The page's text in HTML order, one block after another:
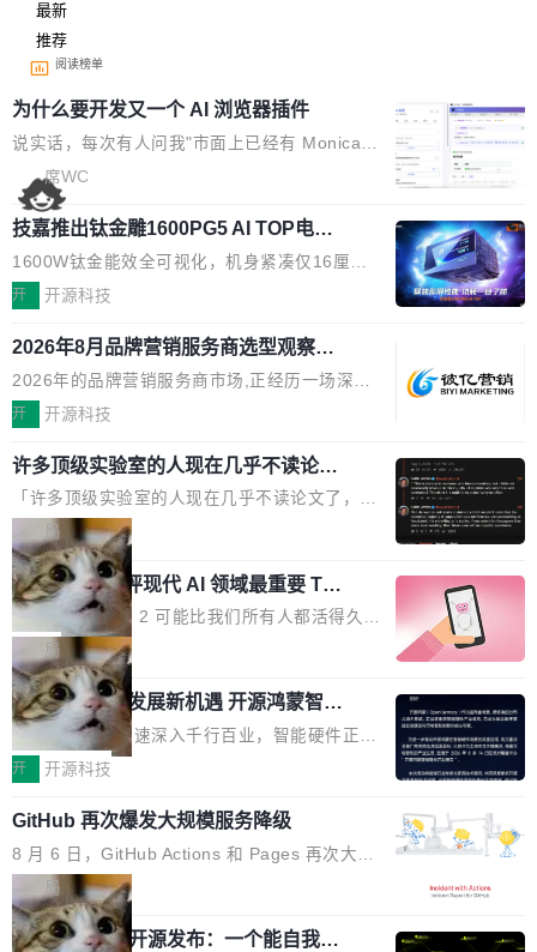
最新
推荐
阅读榜单
为什么要开发又一个 AI 浏览器插件
说实话，每次有人问我"市面上已经有 Monica、
Sider、Copilot for Chrome 这些 AI 浏览器插件
了，你为什么还要再做一个"，我都觉得这个问题
问得好。 因为我自己也是从用户变成开发者的。
现有产品的天花板 我用过不少 AI 浏览器插件。
刚开始觉得都挺好——选中一段文字，弹出解
要。但用久了你会发现，它们本质上都是同一类
东西：一个带网页上下文的聊天框。 它们能读取
页面的文本，然后把文本丢给大模型，再返回一
段回答。仅此而已。 这当然有用，但总觉得差点
意思。比如我在一个后台管理系统里，需要填50
个表单字段，每个字段还有联动逻辑；比如我
想...
席WC
技嘉推出钛金雕1600PG5 AI TOP电
源：为发烧级主机与本地AI算力打造旗
舰供电方案
1600W钛金能效全可视化，机身紧凑仅16厘米
继2026台北电脑展首度亮相后，技嘉科技近日正
电源专为发烧级DIY主机与本地AI算力平台打
造，整机长度仅16厘米，提供1600W额定功率
与80PLUS钛金能效；支持ATX 3.1与PCIe 5.1
规范，结合服务器级元件、完善供电线材与内置
实时LCD监控屏，可充分满足当下高阶PC主机
的严苛使用需求。 澎湃功率，紧凑机身 钛金雕1
600PG5 AI TOP具备强悍输出功率，同时实现
机身尺寸大幅精简。整机长度仅16厘米，属于同
功率段机身尺寸十分紧凑的1600W电源产品。小
巧机身有效提升市面主流标准A...
开 开源科技
2026年8月品牌营销服务商选型观察：
从流量思维到品牌资产思维的范式转移
2026年的品牌营销服务商市场,正经历一场深刻
的价值重构。全球全案品牌代理机构市场从2025
复合增长率达5.44%,预计2032年将突破120亿美
元。数字广告与公共关系相关服务市场更是从20
25年的8463亿美元扩张至2026年的8763亿美
元。数字的背后是一个清晰的事实——品牌对专
业化营销服务的需求从未如此迫切。 但市场扩容
的同时,服务商的竞争逻辑正在改变。2026年Top
Agency年度合辑的观察指出,“产品”这个离消费
者最近的载体,在整个品牌营销层面的权重显著变
高了。全域营销服务商的竞争正在从规模转向深
度,案例厚度、全域覆盖、多线协同...
开 开源科技
许多顶级实验室的人现在几乎不读论文
了
「许多顶级实验室的人现在几乎不读论文了，而
且他们认为 ICLR/ICML/NeurIPS 充斥着大量过
度宣传和欺诈。」 OpenAI 研究员 Keller Jorda
n 这条推文引发了广泛讨论。他不是在说风凉
话，他是说出了一个圈内人尽皆知但很少公开捅
破的事实。 Jordan 随后补充了一句软化声明：
「我不认为这些会议上大部分论文都在过度宣传
或造假。问题是，作为读者，如果你筛选出那些
看起来最令人兴奋的论文，那它们大部分都是过
度宣传的。」 这才是真正的痛点。不是所有论文
都有问题，是最吸引眼球的那批论文最有问题。
他引用的帖子来自 Mathew Shen，一位 ICLR 2
026 的读者：「看了篇 ...
局
xAI 前工程师评现代 AI 领域最重要 Top
3 开源项目
Flash Attention 2 可能比我们所有人都活得久。
这句话不是来自某个技术博客，而是出自 Hieu
Pham 的一条推文。Hieu Pham 是谁？他是 xAI
的早期工程师之一，在 Grok 训练基础设施团队
工作过。近日他在 X 上发了一条帖子，列出了他
认为现代 AI 领域最重要的三个开源项目。 第一
理由很具体。FA 系列不需要解释，但 FA2 是他
认为最重要的一个——复杂度恰到好处，刚好能
驱动你去学 CuTe，但还没被那些"邪恶的" Hopp
er++ 优化所淹没，足够容易修改和适配。 更关
键的是 FA2 的持久性...
局
共商智能硬件发展新机遇 开源鸿蒙智能
硬件开发者日杭州站即将举行
随着万物智联加速深入千行百业，智能硬件正从
单点设备迈向智能化、网联化、协同化发展。作
鸿蒙通过统一技术底座和分布式能力，为不同类
型智能设备的开发、连接与互联提供关键支撑，
也为产业链企业探索产品创新与商业增长打开新
的空间。 8月14日，开源鸿蒙智能硬件开发者日
（OHDD：OpenHarmony Hardware Develope
开 开源科技
GitHub 再次爆发大规模服务降级
8 月 6 日，GitHub Actions 和 Pages 再次大规
模服务降级，Actions 完全不可用超过 5 小时，
webhook 停发，连自托管 runner 也因调度层故
障无法工作。Pages、Copilot code review、C
局
Prime Agent 开源发布：一个能自我改